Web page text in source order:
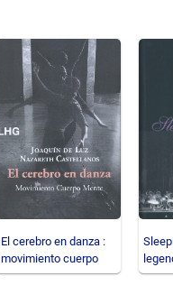
El cerebro en danza :
movimiento cuerpo
mente